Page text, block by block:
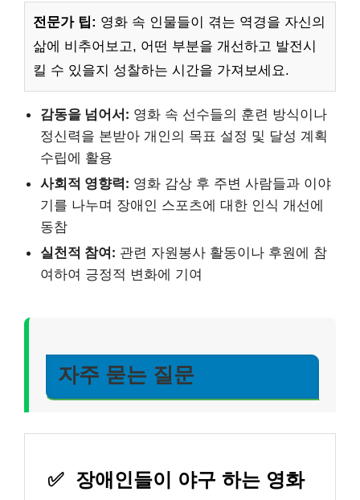
전문가 팁: 영화 속 인물들이 겪는 역경을 자신의
삶에 비추어보고, 어떤 부분을 개선하고 발전시
킬 수 있을지 성찰하는 시간을 가져보세요.
감동을 넘어서: 영화 속 선수들의 훈련 방식이나
정신력을 본받아 개인의 목표 설정 및 달성 계획
수립에 활용
사회적 영향력: 영화 감상 후 주변 사람들과 이야
기를 나누며 장애인 스포츠에 대한 인식 개선에
동참
실천적 참여: 관련 자원봉사 활동이나 후원에 참
여하여 긍정적 변화에 기여
자주 묻는 질문
✅ 장애인들이 야구 하는 영화